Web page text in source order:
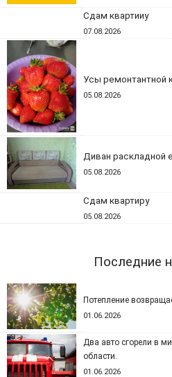
Сдам квартииу
07.08.2026
Усы ремонтантной
05.08.2026
Диван раскладной
05.08.2026
Сдам квартиру
05.08.2026
Последние
Потепление
01.06.2026
Два авто сгорели в
области.
01.06.2026